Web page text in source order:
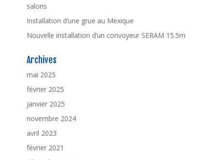
salons
Installation d’une grue au Mexique
Nouvelle installation d’un convoyeur SERAM 15.5m
Archives
mai 2025
février 2025
janvier 2025
novembre 2024
avril 2023
février 2021